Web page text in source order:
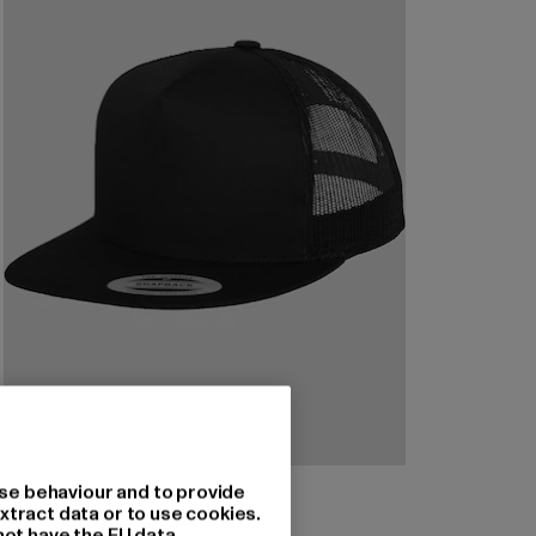
FLEXFIT
Classic
behaviour and to provide
data or to use cookies.